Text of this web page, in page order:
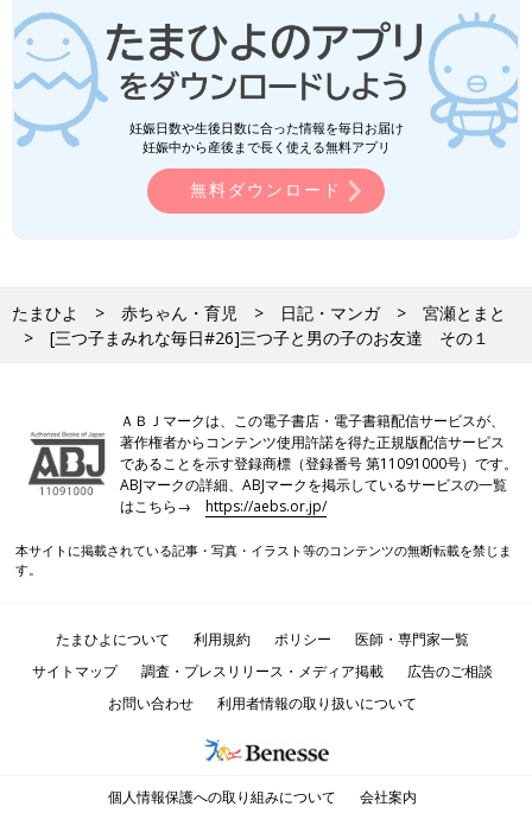
妊娠日数や生後日数に合った情報を毎日お届け
妊娠中から産後まで長く使える無料アプリ
無料ダウンロード
たまひよ 赤ちゃん・育児 日記・マンガ
宮瀬とまと
[三つ子まみれな毎日#26]三つ子と男の子のお友達 その１
ＡＢＪマークは、この電子書店・電子書籍配信サービスが、
著作権者からコンテンツ使用許諾を得た正規版配信サービス
であることを示す登録商標（登録番号 第11091000号）です。
ABJマークの詳細、ABJマークを掲示しているサービスの一覧
はこちら→https://aebs.or.jp/
本サイトに掲載されている記事・写真・イラスト等のコンテンツの無断転載を禁じま
す。
たまひよについて 利用規約 ポリシー
医師・専門家一覧
サイトマップ
調査・プレスリリース・メディア掲載
広告のご相談
お問い合わせ
利用者情報の取り扱いについて
個人情報保護への取り組みについて 会社案内